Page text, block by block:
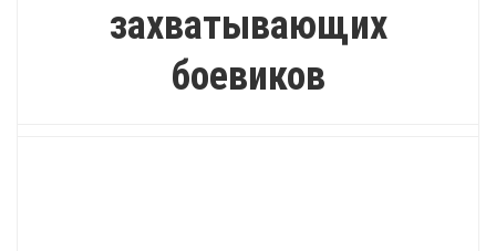
захватывающих
боевиков